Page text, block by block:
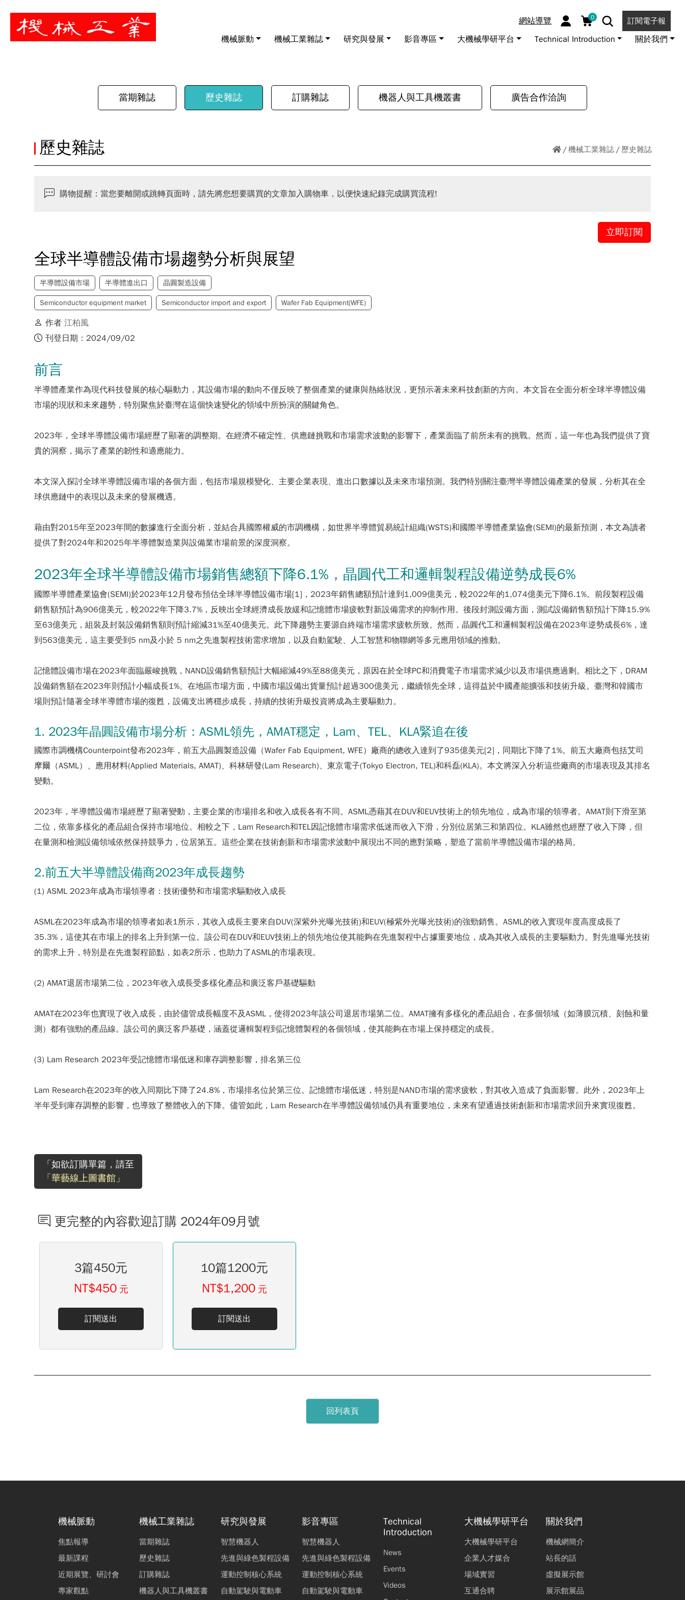
網站導覽 0 訂閱電子報
機械脈動 機械工業雜誌 研究與發展 影音專區 大機械學研平台 Technical Introduction 關於我們
暫停
當期雜誌 歷史雜誌 訂購雜誌 機器人與工具機叢書 廣告合作洽詢
機械工業雜誌 歷史雜誌
歷史雜誌
購物提醒：當您要離開或跳轉頁面時，請先將您想要購買的文章加入購物車，以便快速紀錄完成購買流程!
立即訂閱
全球半導體設備市場趨勢分析與展望
半導體設備市場 半導體進出口 晶圓製造設備
Semiconductor equipment market Semiconductor import and export Wafer Fab Equipment(WFE)
作者江柏風
刊登日期：2024/09/02
前言
半導體產業作為現代科技發展的核心驅動力，其設備市場的動向不僅反映了整個產業的健康與熱絡狀況，更預示著未來科技創新的方向。本文旨在全面分析全球半導體設備
市場的現狀和未來趨勢，特別聚焦於臺灣在這個快速變化的領域中所扮演的關鍵角色。
2023年，全球半導體設備市場經歷了顯著的調整期。在經濟不確定性、供應鏈挑戰和市場需求波動的影響下，產業面臨了前所未有的挑戰。然而，這一年也為我們提供了寶
貴的洞察，揭示了產業的韌性和適應能力。
本文深入探討全球半導體設備市場的各個方面，包括市場規模變化、主要企業表現、進出口數據以及未來市場預測。我們特別關注臺灣半導體設備產業的發展，分析其在全
球供應鏈中的表現以及未來的發展機遇。
藉由對2015年至2023年間的數據進行全面分析，並結合具國際權威的市調機構，如世界半導體貿易統計組織(WSTS)和國際半導體產業協會(SEMI)的最新預測，本文為讀者
提供了對2024年和2025年半導體製造業與設備業市場前景的深度洞察。
2023年全球半導體設備市場銷售總額下降6.1%，晶圓代工和邏輯製程設備逆勢成長6%
國際半導體產業協會(SEMI)於2023年12月發布預估全球半導體設備市場[1]，2023年銷售總額預計達到1,009億美元，較2022年的1,074億美元下降6.1%。前段製程設備
銷售額預計為906億美元，較2022年下降3.7%，反映出全球經濟成長放緩和記憶體市場疲軟對新設備需求的抑制作用。後段封測設備方面，測試設備銷售額預計下降15.9%
至63億美元，組裝及封裝設備銷售額則預計縮減31%至40億美元。此下降趨勢主要源自終端市場需求疲軟所致。然而，晶圓代工和邏輯製程設備在2023年逆勢成長6%，達
到563億美元，這主要受到5 nm及小於 5 nm之先進製程技術需求增加，以及自動駕駛、人工智慧和物聯網等多元應用領域的推動。
記憶體設備市場在2023年面臨嚴峻挑戰，NAND設備銷售額預計大幅縮減49%至88億美元，原因在於全球PC和消費電子市場需求減少以及市場供應過剩。相比之下，DRAM
設備銷售額在2023年則預計小幅成長1%。在地區市場方面，中國市場設備出貨量預計超過300億美元，繼續領先全球，這得益於中國產能擴張和技術升級。臺灣和韓國市
場則預計隨著全球半導體市場的復甦，設備支出將穩步成長，持續的技術升級投資將成為主要驅動力。
1. 2023年晶圓設備市場分析：ASML領先，AMAT穩定，Lam、TEL、KLA緊追在後
國際市調機構Counterpoint發布2023年，前五大晶圓製造設備（Wafer Fab Equipment, WFE）廠商的總收入達到了935億美元[2]，同期比下降了1%。前五大廠商包括艾司
摩爾（ASML）、應用材料(Applied Materials, AMAT)、科林研發(Lam Research)、東京電子(Tokyo Electron, TEL)和科磊(KLA)。本文將深入分析這些廠商的市場表現及其排名
變動。
2023年，半導體設備市場經歷了顯著變動，主要企業的市場排名和收入成長各有不同。ASML憑藉其在DUV和EUV技術上的領先地位，成為市場的領導者。AMAT則下滑至第
二位，依靠多樣化的產品組合保持市場地位。相較之下，Lam Research和TEL因記憶體市場需求低迷而收入下滑，分別位居第三和第四位。KLA雖然也經歷了收入下降，但
在量測和檢測設備領域依然保持競爭力，位居第五。這些企業在技術創新和市場需求波動中展現出不同的應對策略，塑造了當前半導體設備市場的格局。
2.前五大半導體設備商2023年成長趨勢
(1) ASML 2023年成為市場領導者：技術優勢和市場需求驅動收入成長
ASML在2023年成為市場的領導者如表1所示，其收入成長主要來自DUV(深紫外光曝光技術)和EUV(極紫外光曝光技術)的強勁銷售。ASML的收入實現年度高度成長了
35.3%，這使其在市場上的排名上升到第一位。該公司在DUV和EUV技術上的領先地位使其能夠在先進製程中占據重要地位，成為其收入成長的主要驅動力。對先進曝光技術
的需求上升，特別是在先進製程節點，如表2所示，也助力了ASML的市場表現。
(2) AMAT退居市場第二位，2023年收入成長受多樣化產品和廣泛客戶基礎驅動
AMAT在2023年也實現了收入成長，由於儘管成長幅度不及ASML，使得2023年該公司退居市場第二位。AMAT擁有多樣化的產品組合，在多個領域（如薄膜沉積、刻蝕和量
測）都有強勁的產品線。該公司的廣泛客戶基礎，涵蓋從邏輯製程到記憶體製程的各個領域，使其能夠在市場上保持穩定的成長。
(3) Lam Research 2023年受記憶體市場低迷和庫存調整影響，排名第三位
Lam Research在2023年的收入同期比下降了24.8%，市場排名位於第三位。記憶體市場低迷，特別是NAND市場的需求疲軟，對其收入造成了負面影響。此外，2023年上
半年受到庫存調整的影響，也導致了整體收入的下降。儘管如此，Lam Research在半導體設備領域仍具有重要地位，未來有望通過技術創新和市場需求回升來實現復甦。
「如欲訂購單篇，請至
「華藝線上圖書館」
更完整的內容歡迎訂購 2024年09月號
3篇450元
NT$450 元
訂閱送出
10篇1200元
NT$1,200 元
訂閱送出
回列表頁
機械脈動
焦點報導
最新課程
近期展覽、研討會
專家觀點
機械工業雜誌
當期雜誌
歷史雜誌
訂購雜誌
機器人與工具機叢書
研究與發展
智慧機器人
先進與綠色製程設備
運動控制核心系統
自動駕駛與電動車
影音專區
智慧機器人
先進與綠色製程設備
運動控制核心系統
自動駕駛與電動車
Technical
Introduction
News
Events
Videos
大機械學研平台
大機械學研平台
企業人才媒合
場域實習
互通合聘
關於我們
機械網簡介
站長的話
虛擬展示館
展示館展品